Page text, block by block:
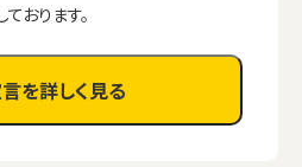
おります。
を詳しく見る